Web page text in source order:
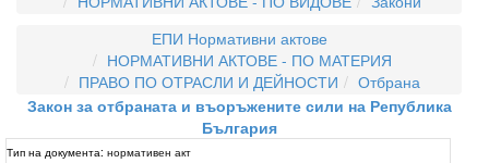
ЕПИ Нормативни актове
НОРМАТИВНИ АКТОВЕ - ПО МАТЕРИЯ
ПРАВО ПО ОТРАСЛИ И ДЕЙНОСТИ
Отбрана
Закон за отбраната и въоръжените сили на Република
България
Тип на документа: нормативен акт